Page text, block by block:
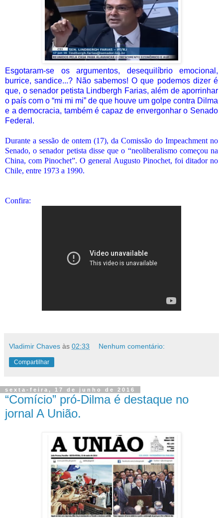
Esgotaram-se os argumentos, desequilíbrio emocional,
burrice, sandice...? Não sabemos! O que podemos dizer é
que, o senador petista Lindbergh Farias, além de aporrinhar
o país com o “mi mi mi” de que houve um golpe contra Dilma
e a democracia, também é capaz de envergonhar o Senado
Federal.
Durante a sessão de ontem (17), da Comissão do Impeachment no
Senado, o senador petista disse que o “neoliberalismo começou na
China, com Pinochet”. O general Augusto Pinochet, foi ditador no
Chile, entre 1973 a 1990.
Confira:
Vladimir Chaves às 02:33 Nenhum comentário:
Compartilhar
sexta-feira, 17 de junho de 2016
“Comício” pró-Dilma é destaque no
jornal A União.